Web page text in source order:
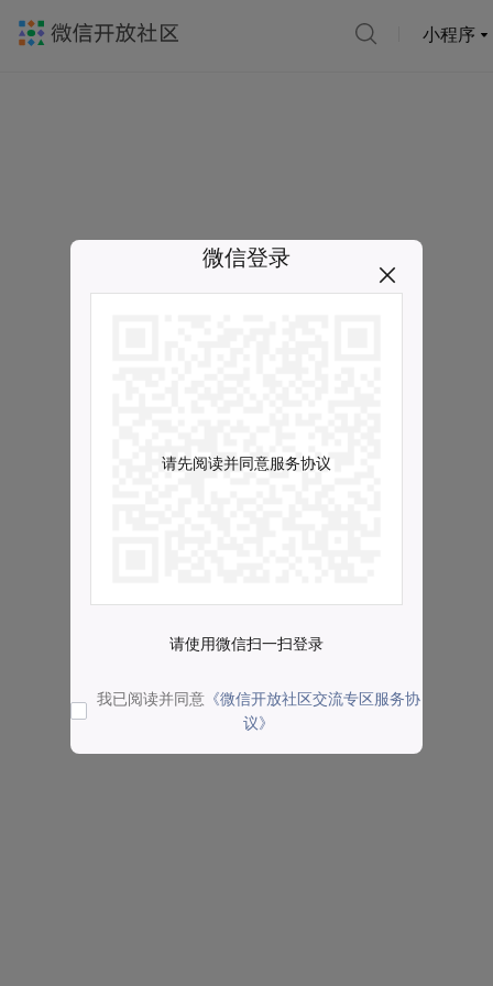
小程序
微信登录
请先阅读并同意服务协议
请使用微信扫一扫登录
我已阅读并同意 《微信开放社区交流专区服务协
议》